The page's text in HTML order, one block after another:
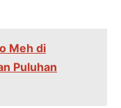
Meh di
Puluhan